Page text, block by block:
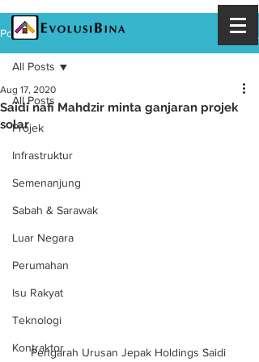
Post
All Posts
Projek
Infrastruktur
Semenanjung
Sabah & Sarawak
Luar Negara
Perumahan
Isu Rakyat
Teknologi
Kontraktor
All Posts
Saidi nafi Mahdzir minta ganjaran projek
solar
Aug 17, 2020
Pengarah Urusan Jepak Holdings Saidi